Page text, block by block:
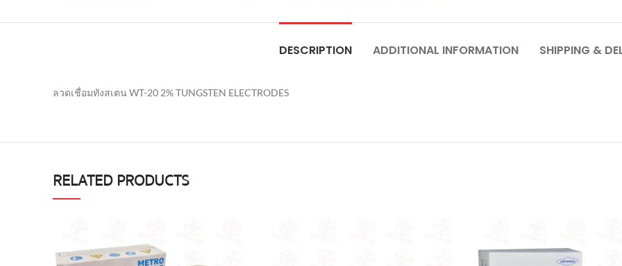
DESCRIPTION ADDITIONAL INFORMATION SHIPPING &
ลวดเชื่อมทังสเตน WT-20 2% TUNGSTEN ELECTRODES
RELATED PRODUCTS